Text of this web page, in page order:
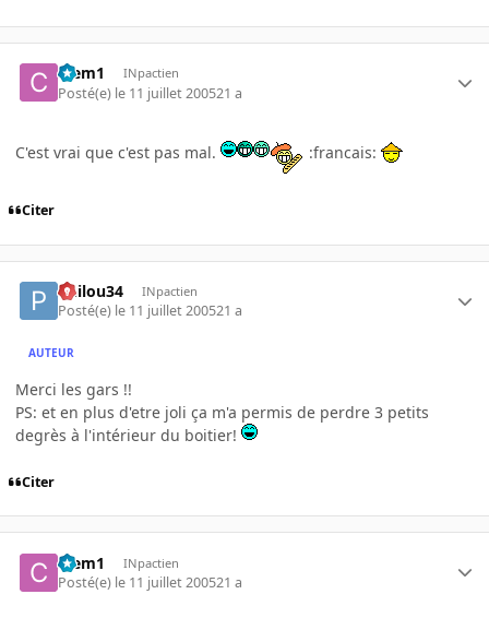
Clem1 INpactien
Posté(e) le 11 juillet 200521 a
C'est vrai que c'est pas mal. :francais:
Citer
Philou34 INpactien
Posté(e) le 11 juillet 200521 a
AUTEUR
Merci les gars !!
PS: et en plus d'etre joli ça m'a permis de perdre 3 petits
degrès à l'intérieur du boitier!
Citer
Clem1 INpactien
Posté(e) le 11 juillet 200521 a